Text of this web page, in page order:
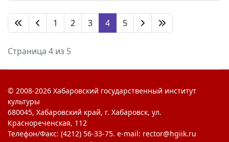
1 2 3 4 5
Страница 4 из 5
© 2008-2026 Хабаровский государственный институт
культуры
680045, Хабаровский край, г. Хабаровск, ул.
Краснореченская, 112
Телефон/Факс: (4212) 56-33-75. e-mail: rector@hgiik.ru